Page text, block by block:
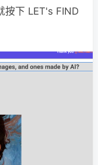
按下 LET's FIND